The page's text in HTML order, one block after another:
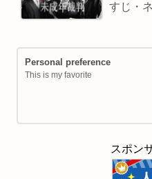
すじ・
Personal preference
This is my favorite
スポン